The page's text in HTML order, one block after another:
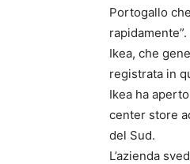
Portogallo
rapidamente”.
Ikea, che
registrata in
Ikea ha
center store
del Sud.
L’azienda